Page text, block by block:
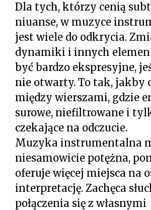
Dla tych, którzy cenią
niuanse, w muzyce
jest wiele do odkrycia.
dynamiki i innych
być bardzo ekspresyjne,
nie otwarty. To tak, jakby
między wierszami, gdzie
surowe, niefiltrowane i
czekające na odczucie.
Muzyka instrumentalna
niesamowicie potężna,
oferuje więcej miejsca na
interpretację. Zachęca
połączenia się z własnymi